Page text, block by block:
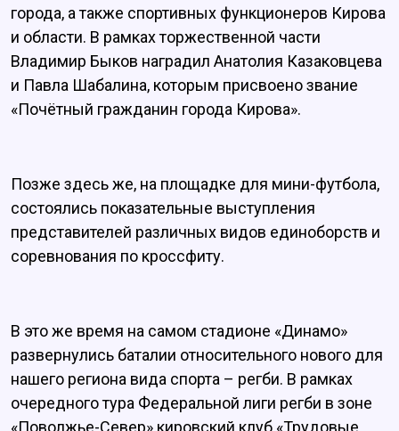
города, а также спортивных функционеров Кирова
и области. В рамках торжественной части
Владимир Быков наградил Анатолия Казаковцева
и Павла Шабалина, которым присвоено звание
«Почётный гражданин города Кирова».
Позже здесь же, на площадке для мини-футбола,
состоялись показательные выступления
представителей различных видов единоборств и
соревнования по кроссфиту.
В это же время на самом стадионе «Динамо»
развернулись баталии относительного нового для
нашего региона вида спорта – регби. В рамках
очередного тура Федеральной лиги регби в зоне